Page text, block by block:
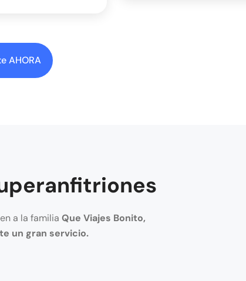
AHORA
a la familia Que Viajes Bonito,
un gran servicio.